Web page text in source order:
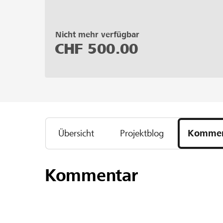
Nicht mehr verfügbar
CHF 500.00
Übersicht Projektblog
Kommentar